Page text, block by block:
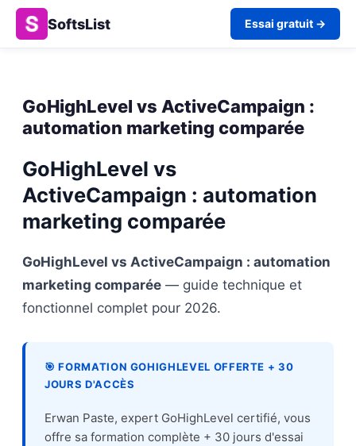
SoftsList Essai gratuit →
GoHighLevel vs ActiveCampaign :
automation marketing comparée
GoHighLevel vs
ActiveCampaign : automation
marketing comparée
GoHighLevel vs ActiveCampaign : automation
marketing comparée — guide technique et
fonctionnel complet pour 2026.
🎯 FORMATION GOHIGHLEVEL OFFERTE + 30
JOURS D'ACCÈS
Erwan Paste, expert GoHighLevel certifié, vous
offre sa formation complète + 30 jours d'essai